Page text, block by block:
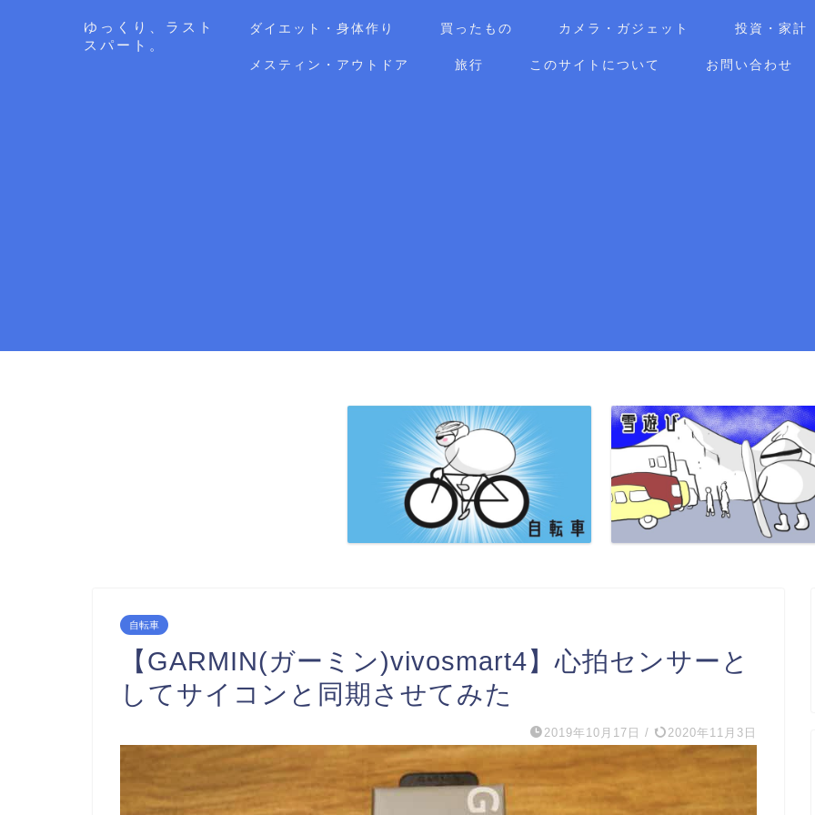
ゆっくり、ラスト
スパート。
ダイエット・身体作り 買ったもの カメラ・ガジェット 投資・家計
メスティン・アウトドア 旅行 このサイトについて お問い合わせ
自転車
【GARMIN(ガーミン)vivosmart4】心拍センサーと
してサイコンと同期させてみた
2019年10月17日 / 2020年11月3日